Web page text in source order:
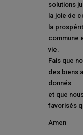
solutions
la joie de
la
commune
vie.
Fais que
des biens
donnés
et que
favorisés
Amen